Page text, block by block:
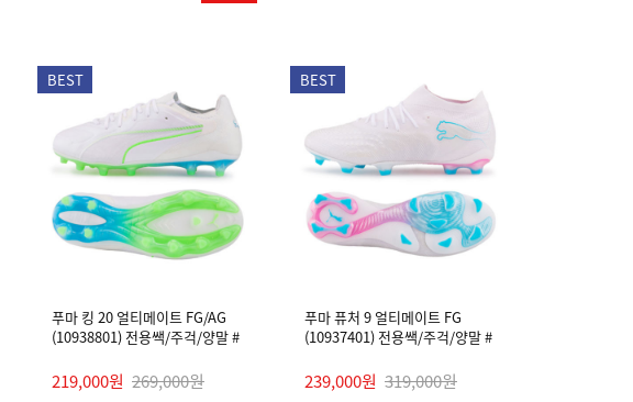
BEST
푸마 킹 20 얼티메이트 FG/AG
(10938801) 전용쌕/주걱/양말 #
219,000원 269,000원
BEST
푸마 퓨처 9 얼티메이트 FG
(10937401) 전용쌕/주걱/양말 #
239,000원 319,000원